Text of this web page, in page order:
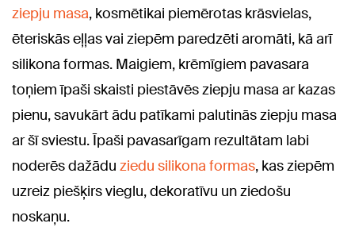
ziepju masa, kosmētikai piemērotas krāsvielas,
ēteriskās eļļas vai ziepēm paredzēti aromāti, kā arī
silikona formas. Maigiem, krēmīgiem pavasara
toņiem īpaši skaisti piestāvēs ziepju masa ar kazas
pienu, savukārt ādu patīkami palutinās ziepju masa
ar šī sviestu. Īpaši pavasarīgam rezultātam labi
noderēs dažādu ziedu silikona formas, kas ziepēm
uzreiz piešķirs vieglu, dekoratīvu un ziedošu
noskaņu.